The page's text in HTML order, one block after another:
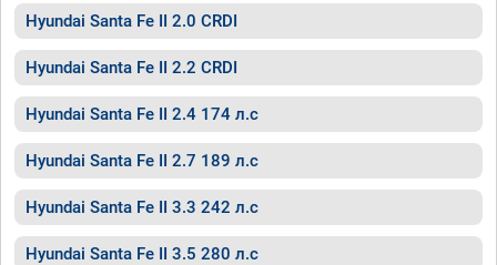
Hyundai Santa Fe II 2.0 CRDI
Hyundai Santa Fe II 2.2 CRDI
Hyundai Santa Fe II 2.4 174 л.с
Hyundai Santa Fe II 2.7 189 л.с
Hyundai Santa Fe II 3.3 242 л.с
Hyundai Santa Fe II 3.5 280 л.с